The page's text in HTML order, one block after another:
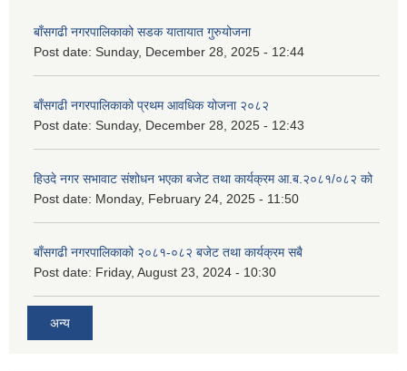
बाँसगढी नगरपालिकाको सडक यातायात गुरुयोजना
Post date: Sunday, December 28, 2025 - 12:44
बाँसगढी नगरपालिकाको प्रथम आवधिक योजना २०८२
Post date: Sunday, December 28, 2025 - 12:43
हिउदे नगर सभावाट संशोधन भएका बजेट तथा कार्यक्रम आ.ब.२०८१/०८२ को
Post date: Monday, February 24, 2025 - 11:50
बाँसगढी नगरपालिकाको २०८१-०८२ बजेट तथा कार्यक्रम सबै
Post date: Friday, August 23, 2024 - 10:30
अन्य